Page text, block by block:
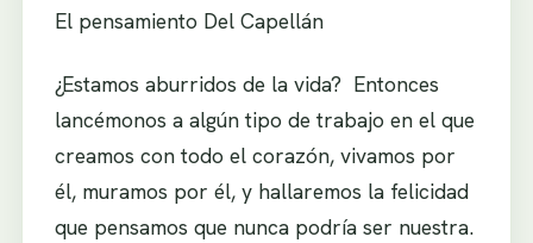
El pensamiento Del Capellán
¿Estamos aburridos de la vida? Entonces
lancémonos a algún tipo de trabajo en el que
creamos con todo el corazón, vivamos por
él, muramos por él, y hallaremos la felicidad
que pensamos que nunca podría ser nuestra.